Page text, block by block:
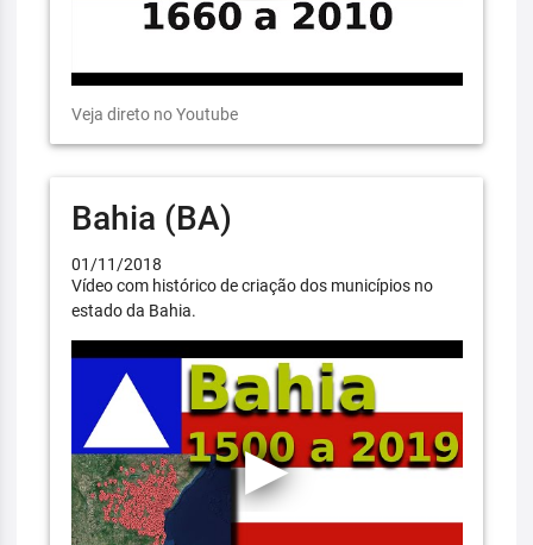
Veja direto no Youtube
Bahia (BA)
01/11/2018
Vídeo com histórico de criação dos municípios no
estado da Bahia.